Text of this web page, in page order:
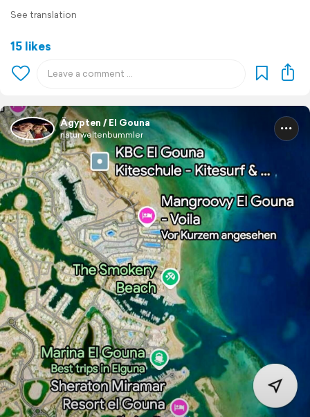
See translation
15 likes
Ägypten / El Gouna
naturweltenbummler